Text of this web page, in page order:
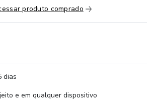
produto comprado
dias
e em qualquer dispositivo